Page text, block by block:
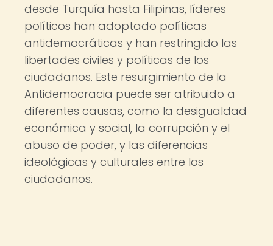
desde Turquía hasta Filipinas, líderes
políticos han adoptado políticas
antidemocráticas y han restringido las
libertades civiles y políticas de los
ciudadanos. Este resurgimiento de la
Antidemocracia puede ser atribuido a
diferentes causas, como la desigualdad
económica y social, la corrupción y el
abuso de poder, y las diferencias
ideológicas y culturales entre los
ciudadanos.